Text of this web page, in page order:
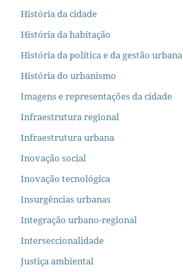
História da cidade
História da habitação
História da política e da gestão urbana
História do urbanismo
Imagens e representações da cidade
Infraestrutura regional
Infraestrutura urbana
Inovação social
Inovação tecnológica
Insurgências urbanas
Integração urbano-regional
Interseccionalidade
Justiça ambiental